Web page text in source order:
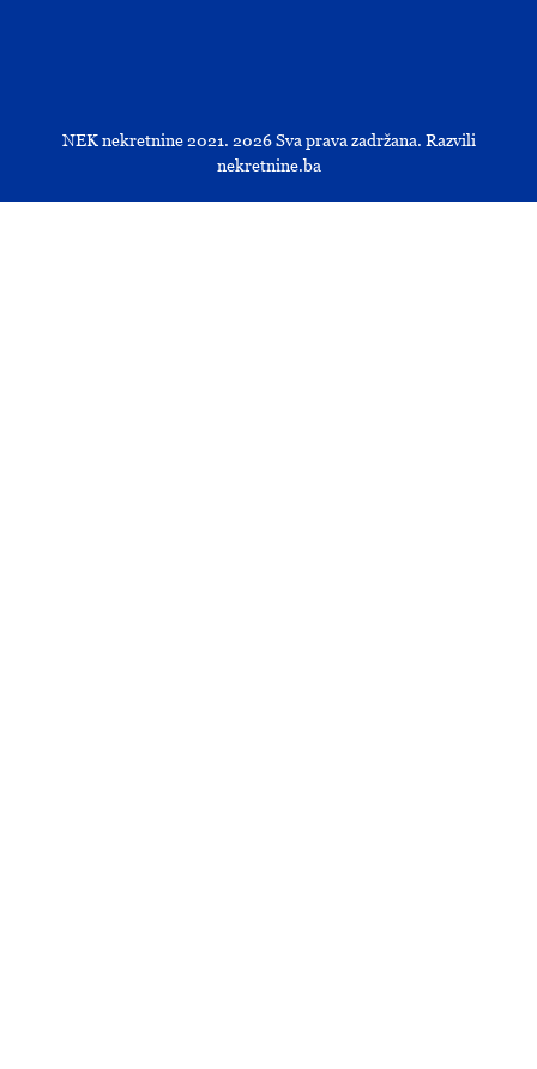
NEK nekretnine 2021. 2026Sva prava zadržana. Razvili
nekretnine.ba